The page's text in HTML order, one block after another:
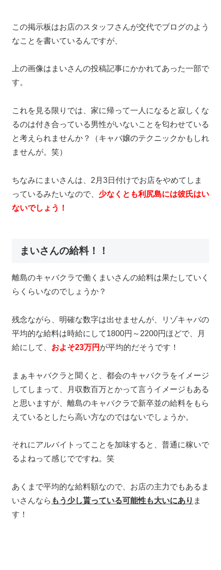
この掲示板はお店のスタッフさんが交代でブログのよう
なことを書いているんですが、
上の画像はまいさんの投稿記事にかかれてあった一部で
す。
これを見る限りでは、家に帰って一人になると寂しくな
るのは付き合っている男性がいないことを匂わせている
と考えられませんか？（キャバ嬢のテクニックかもしれ
ませんが。笑）
ちなみにまいさんは、2月3日付けでお店をやめてしま
っているみたいなので、 少なくとも利尻島には彼氏はい
ないでしょう！
まいさんの給料！！
離島のキャバクラで働くまいさんの給料は果たしていく
らくらいなのでしょうか？
残念ながら、明確な数字は出せませんが、リゾキャバの
平均的な給料は時給にして1800円～2200円ほどで、月
給にして、 およそ23万円 が平均的だそうです！
まぁキャバクラと聞くと、都会のキャバクラをイメージ
してしまって、月収数百万とかって言うイメージもある
と思いますが、離島のキャバクラで新卒並の給料をもら
えているとしたら高い方なのではないでしょうか。
それにアルバイトってことを加味すると、普通に稼いで
るよねって感じでですね。笑
あくまで平均的な給料額なので、お店の主力でもあるま
いさんなら もう少し貰っている可能性も大いにあり ま
す！